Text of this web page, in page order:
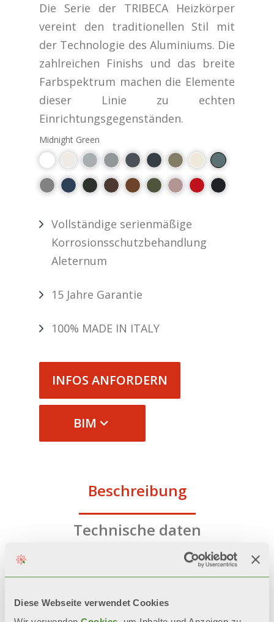
Diese Webseite verwendet Cookies
Die Serie der TRIBECA Heizkörper
vereint den traditionellen Stil mit
der Technologie des Aluminiums. Die
zahlreichen Finishs und das breite
Farbspektrum machen die Elemente
dieser Linie zu echten
Einrichtungsgegenständen.
Midnight Green
Vollständige serienmäßige
Korrosionsschutzbehandlung
Aleternum
15 Jahre Garantie
100% MADE IN ITALY
INFOS ANFORDERN
BIM
Beschreibung
Technische daten
Dokumentation